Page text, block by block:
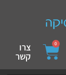
device users,
0 צרו
קשר